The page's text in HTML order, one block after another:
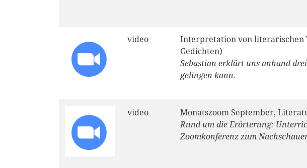
video
Interpretation von literarischen
Gedichten)
Sebastian erklärt uns anhand
gelingen kann.
video
Monatszoom September,
Rund um die Erörterung:
Zoomkonferenz zum